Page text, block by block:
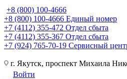
+8 (800) 100-4666
+8 (800) 100-4666 Единый номер
+7 (4112) 355-472 Отдел сбыта
+7 (4112) 355-367 Отдел сбыта
+7 (924) 765-70-19 Сервисный
г. Якутск, проспект Михаила
Войти